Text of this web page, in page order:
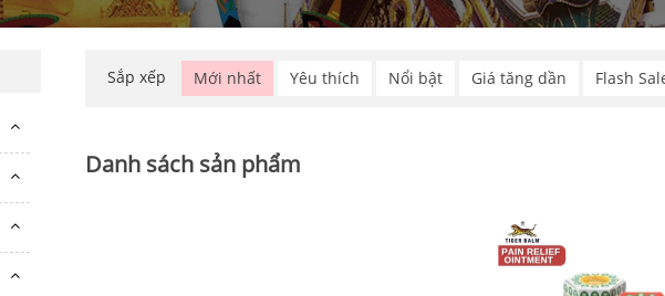
Sắp xếp Mới nhất Yêu thích Nổi bật Giá tăng dần Flash
Danh sách sản phẩm